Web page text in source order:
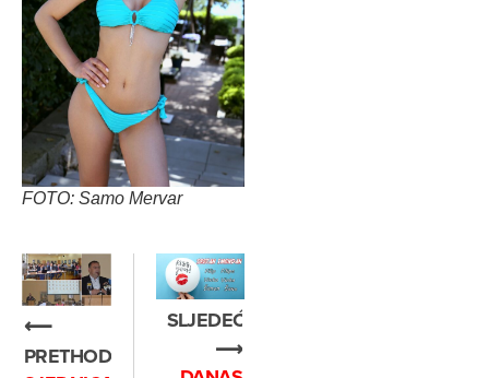
FOTO: Samo Mervar
⟵
PRETHODNO
SLJEDEĆE
⟶